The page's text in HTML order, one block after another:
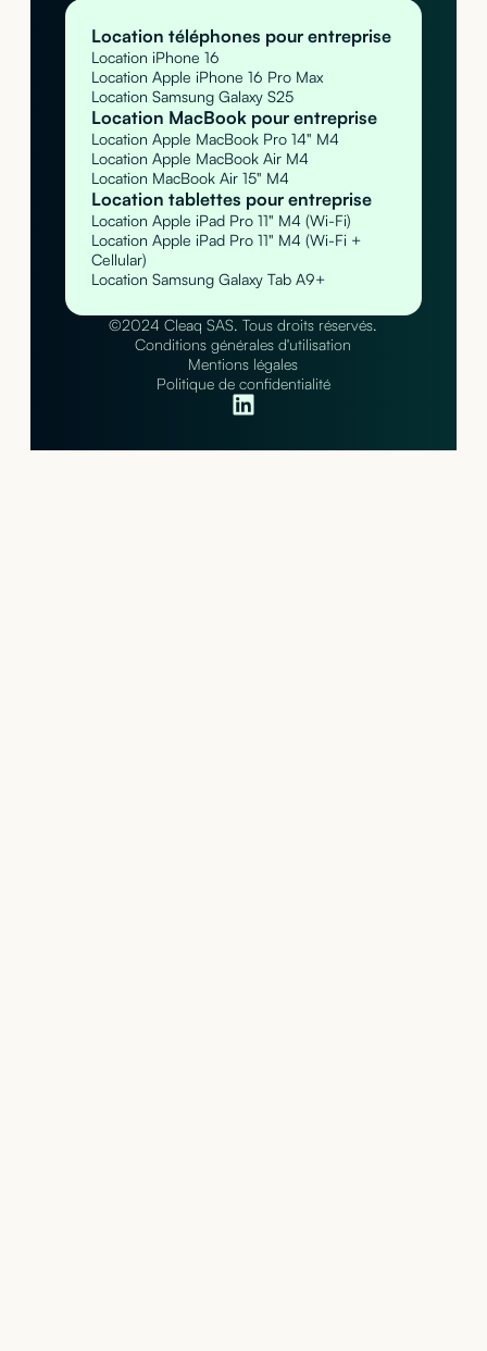
Location téléphones pour entreprise
Location iPhone 16
Location Apple iPhone 16 Pro Max
Location Samsung Galaxy S25
Location MacBook pour entreprise
Location Apple MacBook Pro 14" M4
Location Apple MacBook Air M4
Location MacBook Air 15" M4
Location tablettes pour entreprise
Location Apple iPad Pro 11" M4 (Wi-Fi)
Location Apple iPad Pro 11" M4 (Wi-Fi +
Cellular)
Location Samsung Galaxy Tab A9+
©2024 Cleaq SAS. Tous droits réservés.
Conditions générales d'utilisation
Mentions légales
Politique de confidentialité